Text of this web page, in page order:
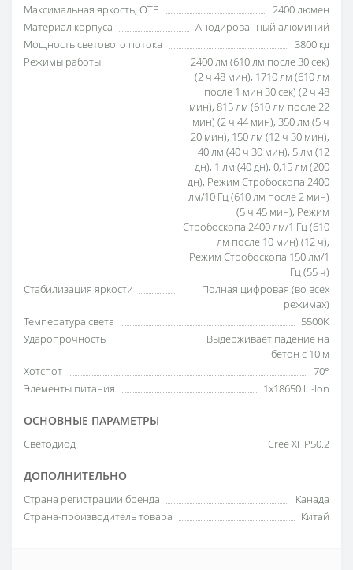
Максимальная яркость, OTF
2400 люмен
Материал корпуса
Анодированный алюминий
Мощность светового потока
3800 кд
Режимы работы
2400 лм (610 лм после 30 сек)
(2 ч 48 мин), 1710 лм (610 лм
после 1 мин 30 сек) (2 ч 48
мин), 815 лм (610 лм после 22
мин) (2 ч 44 мин), 350 лм (5 ч
20 мин), 150 лм (12 ч 30 мин),
40 лм (40 ч 30 мин), 5 лм (12
дн), 1 лм (40 дн), 0,15 лм (200
дн), Режим Стробоскопа 2400
лм/10 Гц (610 лм после 2 мин)
(5 ч 45 мин), Режим
Стробоскопа 2400 лм/1 Гц (610
лм после 10 мин) (12 ч),
Режим Стробоскопа 150 лм/1
Гц (55 ч)
Стабилизация яркости
Полная цифровая (во всех
режимах)
Температура света
5500K
Ударопрочность
Выдерживает падение на
бетон с 10 м
Хотспот
70°
Элементы питания
1x18650 Li-Ion
ОСНОВНЫЕ ПАРАМЕТРЫ
Светодиод Cree XHP50.2
ДОПОЛНИТЕЛЬНО
Страна регистрации бренда
Канада
Страна-производитель товара
Китай